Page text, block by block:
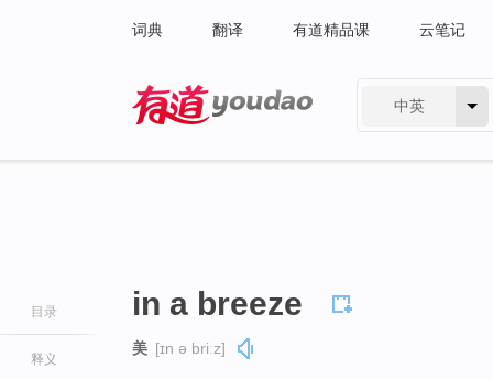
词典 翻译 有道精品课 云笔记
中英
目录
释义
in a breeze
美 [ɪn ə briːz]